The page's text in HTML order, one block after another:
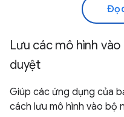
Lưu các mô hình
duyệt
Giúp các ứng dụng của
cách lưu mô hình vào bộ